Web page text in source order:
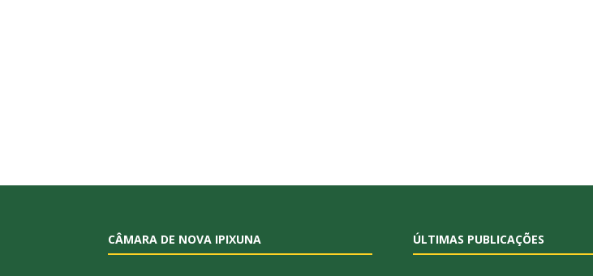
CÂMARA DE NOVA IPIXUNA ÚLTIMAS PUBLICAÇÕES